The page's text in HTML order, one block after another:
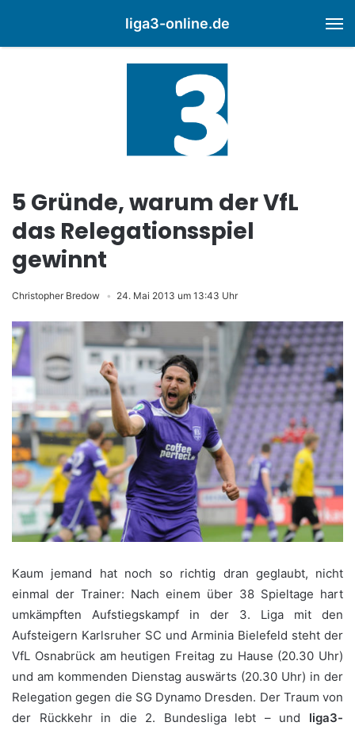
liga3-online.de
5 Gründe, warum der VfL
das Relegationsspiel
gewinnt
Christopher Bredow 24. Mai 2013 um 13:43 Uhr
Kaum jemand hat noch so richtig dran geglaubt, nicht
einmal der Trainer: Nach einem über 38 Spieltage hart
umkämpften Aufstiegskampf in der 3. Liga mit den
Aufsteigern Karlsruher SC und Arminia Bielefeld steht der
VfL Osnabrück am heutigen Freitag zu Hause (20.30 Uhr)
und am kommenden Dienstag auswärts (20.30 Uhr) in der
Relegation gegen die SG Dynamo Dresden. Der Traum von
der Rückkehr in die 2. Bundesliga lebt – und liga3-